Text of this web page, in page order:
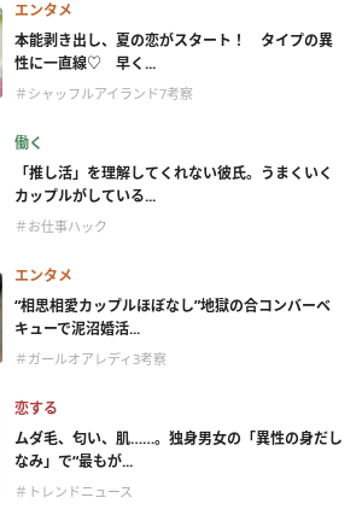
エンタメ
本能剥き出し、夏の恋がスタート！ タイプの異
性に一直線♡ 早く...
＃シャッフルアイランド7考察
働く
「推し活」を理解してくれない彼氏。うまくいく
カップルがしている...
＃お仕事ハック
エンタメ
“相思相愛カップルほぼなし”地獄の合コンバーベ
キューで泥沼婚活...
＃ガールオアレディ3考察
恋する
ムダ毛、匂い、肌……。独身男女の「異性の身だし
なみ」で“最もが...
＃トレンドニュース